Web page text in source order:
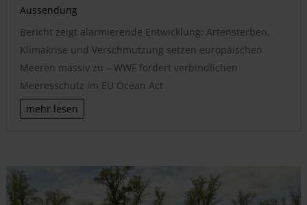
Aussendung
Bericht zeigt alarmierende Entwicklung: Artensterben,
Klimakrise und Verschmutzung setzen europäischen
Meeren massiv zu – WWF fordert verbindlichen
Meeresschutz im EU Ocean Act
mehr lesen